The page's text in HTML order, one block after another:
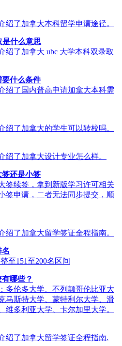
绍了加拿大本科留学申请途径。
是什么意思
绍了加拿大 ubc 大学本科双录取
要什么条件
绍了国内普高申请加拿大本科需
绍了加拿大的学生可以转校吗。
绍了加拿大设计专业怎么样。
还是小签
签续签，拿到新版学习许可相关
签申请，二者无法同步提交，顺
绍了加拿大留学签证全程指南。
至151至200名区间
哪些？
多伦多大学、不列颠哥伦比亚大
马斯特大学、蒙特利尔大学、滑
维多利亚大学、卡尔加里大学。
绍了加拿大留学签证全程指南.